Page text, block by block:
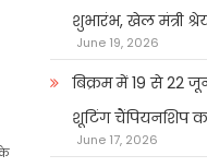
के
शुभारंभ, खेल मंत्री
June 19, 2026
बिक्रम में 19 से 22
शूटिंग चैंपियनशिप
June 17, 2026